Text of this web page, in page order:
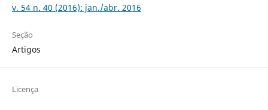
v. 54 n. 40 (2016): jan./abr. 2016
Seção
Artigos
Licença